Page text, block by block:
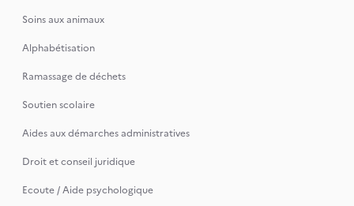
Soins aux animaux
Alphabétisation
Ramassage de déchets
Soutien scolaire
Aides aux démarches administratives
Droit et conseil juridique
Ecoute / Aide psychologique